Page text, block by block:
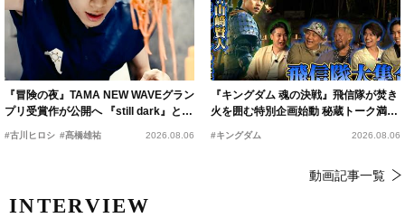
『冒険の夜』TAMA NEW WAVEグラン
プリ受賞作が公開へ 『still dark』と同
時上映決定
#古川ヒロシ #髙橋雄祐 2026.08.06
『キングダム 魂の決戦』飛信隊が焚き
火を囲む特別企画始動 秘蔵トーク満載
の“キングダムキャンプ”開催
#キングダム 2026.08.06
動画記事一覧
INTERVIEW